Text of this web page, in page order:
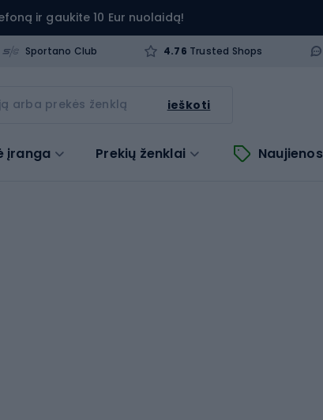
ir gaukite 10 Eur nuolaidą!
Sportano Club 4.76 Trusted Shops
ieškoti
įranga Prekių ženklai Naujienos